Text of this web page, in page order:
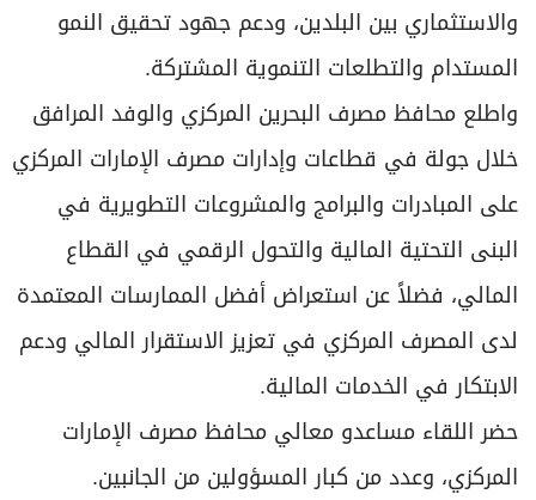
والاستثماري بين البلدين، ودعم جهود تحقيق النمو
المستدام والتطلعات التنموية المشتركة.
واطلع محافظ مصرف البحرين المركزي والوفد المرافق
خلال جولة في قطاعات وإدارات مصرف الإمارات المركزي
على المبادرات والبرامج والمشروعات التطويرية في
البنى التحتية المالية والتحول الرقمي في القطاع
المالي، فضلاً عن استعراض أفضل الممارسات المعتمدة
لدى المصرف المركزي في تعزيز الاستقرار المالي ودعم
الابتكار في الخدمات المالية.
حضر اللقاء مساعدو معالي محافظ مصرف الإمارات
المركزي، وعدد من كبار المسؤولين من الجانبين.